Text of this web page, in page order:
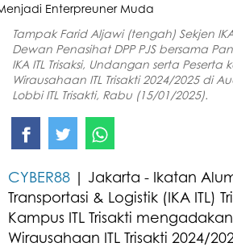
Tampak Farid Aljawi (tengah) Sekjen
Dewan Penasihat DPP PJS bersama
IKA ITL Trisaksi, Undangan serta
Wirausahaan ITL Trisakti 2024/2025 di
Lobbi ITL Trisakti, Rabu (15/01/2025).
CYBER88 | Jakarta - Ikatan
Transportasi & Logistik (IKA ITL)
Kampus ITL Trisakti
Wirausahaan ITL Trisakti 2024/